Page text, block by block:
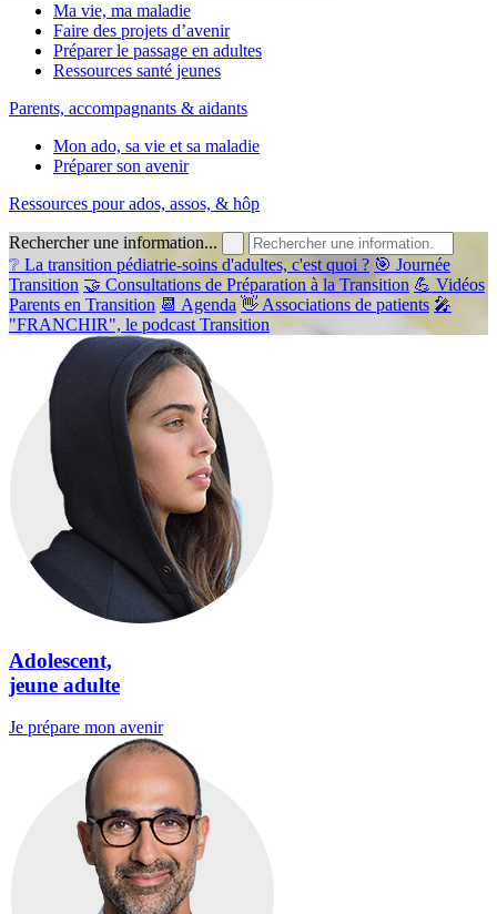
Ma vie, ma maladie
Faire des projets d’avenir
Préparer le passage en adultes
Ressources santé jeunes
Parents, accompagnants & aidants
Mon ado, sa vie et sa maladie
Préparer son avenir
Ressources pour ados, assos, & hôp
Rechercher une information...
❔ La transition pédiatrie-soins d'adultes, c'est quoi ? 🎯 Journée
Transition 🤝 Consultations de Préparation à la Transition 💪 Vidéos
Parents en Transition 📆 Agenda 👋 Associations de patients 🎤
"FRANCHIR", le podcast Transition
Adolescent,
jeune adulte
Je prépare mon avenir